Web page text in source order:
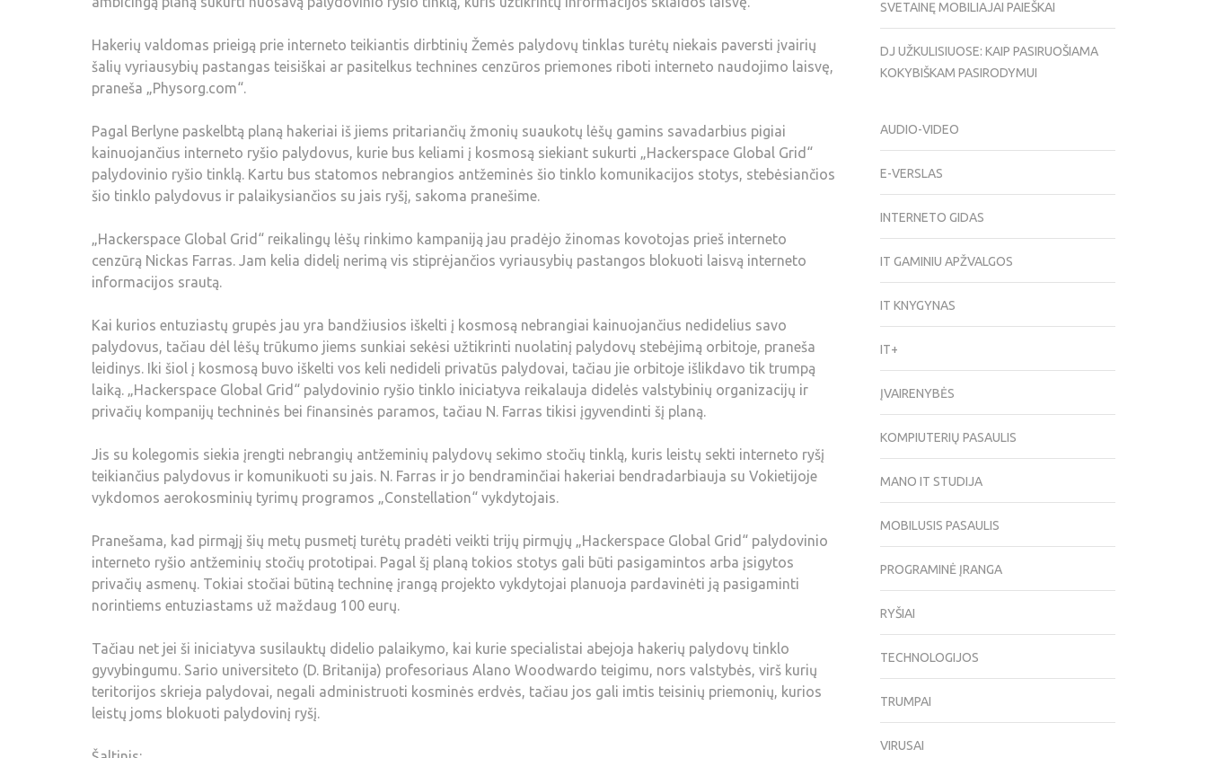
Hakerių valdomas prieigą prie interneto teikiantis dirbtinių Žemės palydovų tinklas turėtų niekais paversti įvairių
šalių vyriausybių pastangas teisiškai ar pasitelkus technines cenzūros priemones riboti interneto naudojimo laisvę,
praneša „Physorg.com“.
Pagal Berlyne paskelbtą planą hakeriai iš jiems pritariančių žmonių suaukotų lėšų gamins savadarbius pigiai
kainuojančius interneto ryšio palydovus, kurie bus keliami į kosmosą siekiant sukurti „Hackerspace Global Grid“
palydovinio ryšio tinklą. Kartu bus statomos nebrangios antžeminės šio tinklo komunikacijos stotys, stebėsiančios
šio tinklo palydovus ir palaikysiančios su jais ryšį, sakoma pranešime.
„Hackerspace Global Grid“ reikalingų lėšų rinkimo kampaniją jau pradėjo žinomas kovotojas prieš interneto
cenzūrą Nickas Farras. Jam kelia didelį nerimą vis stiprėjančios vyriausybių pastangos blokuoti laisvą interneto
informacijos srautą.
Kai kurios entuziastų grupės jau yra bandžiusios iškelti į kosmosą nebrangiai kainuojančius nedidelius savo
palydovus, tačiau dėl lėšų trūkumo jiems sunkiai sekėsi užtikrinti nuolatinį palydovų stebėjimą orbitoje, praneša
leidinys. Iki šiol į kosmosą buvo iškelti vos keli nedideli privatūs palydovai, tačiau jie orbitoje išlikdavo tik trumpą
laiką. „Hackerspace Global Grid“ palydovinio ryšio tinklo iniciatyva reikalauja didelės valstybinių organizacijų ir
privačių kompanijų techninės bei finansinės paramos, tačiau N. Farras tikisi įgyvendinti šį planą.
Jis su kolegomis siekia įrengti nebrangių antžeminių palydovų sekimo stočių tinklą, kuris leistų sekti interneto ryšį
teikiančius palydovus ir komunikuoti su jais. N. Farras ir jo bendraminčiai hakeriai bendradarbiauja su Vokietijoje
vykdomos aerokosminių tyrimų programos „Constellation“ vykdytojais.
Pranešama, kad pirmąjį šių metų pusmetį turėtų pradėti veikti trijų pirmųjų „Hackerspace Global Grid“ palydovinio
interneto ryšio antžeminių stočių prototipai. Pagal šį planą tokios stotys gali būti pasigamintos arba įsigytos
privačių asmenų. Tokiai stočiai būtiną techninę įrangą projekto vykdytojai planuoja pardavinėti ją pasigaminti
norintiems entuziastams už maždaug 100 eurų.
Tačiau net jei ši iniciatyva susilauktų didelio palaikymo, kai kurie specialistai abejoja hakerių palydovų tinklo
gyvybingumu. Sario universiteto (D. Britanija) profesoriaus Alano Woodwardo teigimu, nors valstybės, virš kurių
teritorijos skrieja palydovai, negali administruoti kosminės erdvės, tačiau jos gali imtis teisinių priemonių, kurios
leistų joms blokuoti palydovinį ryšį.
SVETAINĘ MOBILIAJAI PAIEŠKAI
DJ UŽKULISIUOSE: KAIP PASIRUOŠIAMA
KOKYBIŠKAM PASIRODYMUI
AUDIO-VIDEO
E-VERSLAS
INTERNETO GIDAS
IT GAMINIU APŽVALGOS
IT KNYGYNAS
IT+
ĮVAIRENYBĖS
KOMPIUTERIŲ PASAULIS
MANO IT STUDIJA
MOBILUSIS PASAULIS
PROGRAMINĖ ĮRANGA
RYŠIAI
TECHNOLOGIJOS
TRUMPAI
VIRUSAI